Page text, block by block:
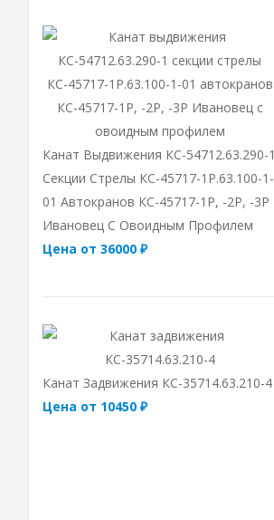
Канат Выдвижения КС-54712.63.290-1
Секции Стрелы КС-45717-1Р.63.100-1-
01 Автокранов КС-45717-1Р, -2Р, -3Р
Ивановец С Овоидным Профилем
Цена от 36000 ₽
Канат Задвижения КС-35714.63.210-4
Цена от 10450 ₽